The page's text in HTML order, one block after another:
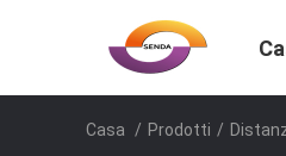
Casa / Prodotti /